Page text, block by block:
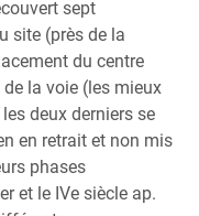
sept
site (près de la
du centre
la voie (les mieux
deux derniers se
en retrait et non mis
phases
et le IVe siècle ap.